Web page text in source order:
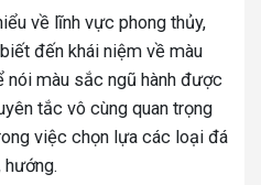
về lĩnh vực phong thủy,
đến khái niệm về màu
nói màu sắc ngũ hành được
tắc vô cùng quan trọng
việc chọn lựa các loại đá
hướng.